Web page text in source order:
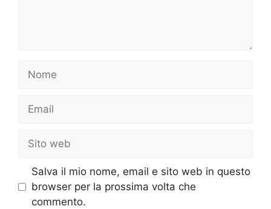
Nome
Email
Sito
web
Salva il mio nome, email e sito web in questo
browser per la prossima volta che
commento.